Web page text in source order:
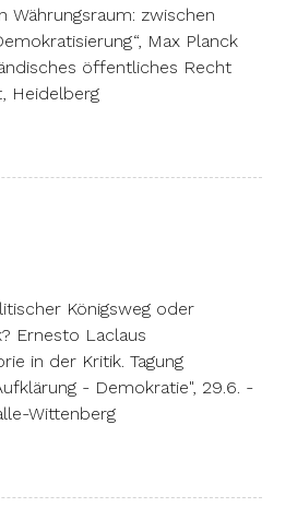
Währungsraum: zwischen
Max Planck
öffentliches Recht
Heidelberg
Königsweg oder
Ernesto Laclaus
in der Kritik. Tagung
- Demokratie", 29.6. -
Wittenberg